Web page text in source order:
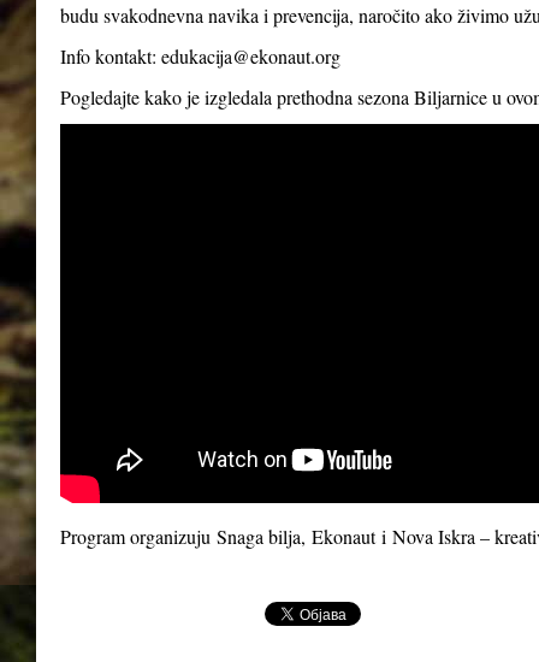
budu svakodnevna navika i prevencija, naročito ako živimo
Info kontakt: edukacija@ekonaut.org
Pogledajte kako je izgledala prethodna sezona Biljarnice u
Program organizuju Snaga bilja, Ekonauti Nova Iskra –